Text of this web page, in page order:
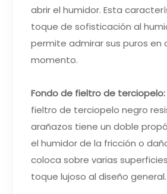
abrir el humidor. Esta
toque de sofisticación al
permite admirar sus puros en
momento.
Fondo de fieltro de terciopelo:
fieltro de terciopelo negro
arañazos tiene un doble
el humidor de la fricción o
coloca sobre varias
toque lujoso al diseño general.